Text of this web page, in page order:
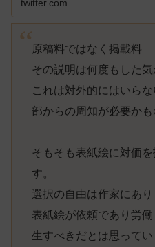
twitter.com
原稿料ではなく掲載料
その説明は何度もした気
これは対外的にはいら
部からの周知が必要かも
そもそも表紙絵に対価
す。
選択の自由は作家にあり
表紙絵が依頼であり労
生すべきだとは思ってい